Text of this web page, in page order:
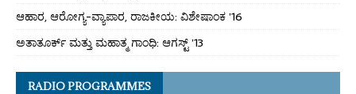
ಆಹಾರ, ಆರೋಗ್ಯ-ವ್ಯಾಪಾರ, ರಾಜಕೀಯ: ವಿಶೇಷಾಂಕ ’16
ಅತಾತೂರ್ಕ್ ಮತ್ತು ಮಹಾತ್ಮ ಗಾಂಧಿ: ಆಗಸ್ಟ್ ’13
RADIO PROGRAMMES